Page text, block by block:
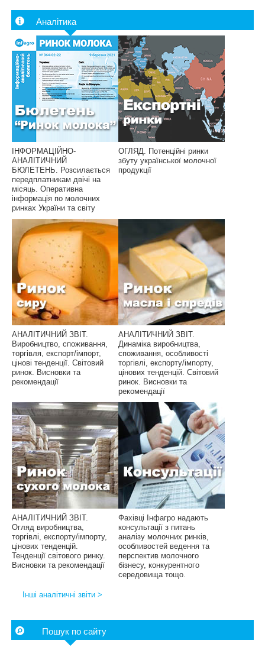
Аналітика
ІНФОРМАЦІЙНО-
АНАЛІТИЧНИЙ
БЮЛЕТЕНЬ. Розсилається
передплатникам двічі на
місяць. Оперативна
інформація по молочних
ринках України та світу
ОГЛЯД. Потенційні ринки
збуту української молочної
продукції
АНАЛІТИЧНИЙ ЗВІТ.
Виробництво, споживання,
торгівля, експорт/імпорт,
цінові тенденції. Світовий
ринок. Висновки та
рекомендації
АНАЛІТИЧНИЙ ЗВІТ.
Динаміка виробництва,
споживання, особливості
торгівлі, експорту/імпорту,
цінових тенденцій. Світовий
ринок. Висновки та
рекомендації
АНАЛІТИЧНИЙ ЗВІТ.
Огляд виробництва,
торгівлі, експорту/імпорту,
цінових тенденцій.
Тенденції світового ринку.
Висновки та рекомендації
Фахівці Інфагро надають
консультації з питань
аналізу молочних ринків,
особливостей ведення та
перспектив молочного
бізнесу, конкурентного
середовища тощо.
Інші аналітичні звіти >
Пошук по сайту